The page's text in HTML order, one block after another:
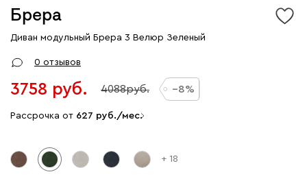
Брера
Диван модульный Брера 3 Велюр Зеленый
0 отзывов
3758 4088 8
Рассрочка от 627 /мес.
+ 18